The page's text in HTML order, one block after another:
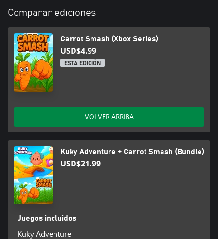
Comparar ediciones
Carrot Smash (Xbox Series)
USD$4.99
ESTA EDICIÓN
VOLVER ARRIBA
Kuky Adventure + Carrot Smash (Bundle)
USD$21.99
Juegos incluidos
Kuky Adventure